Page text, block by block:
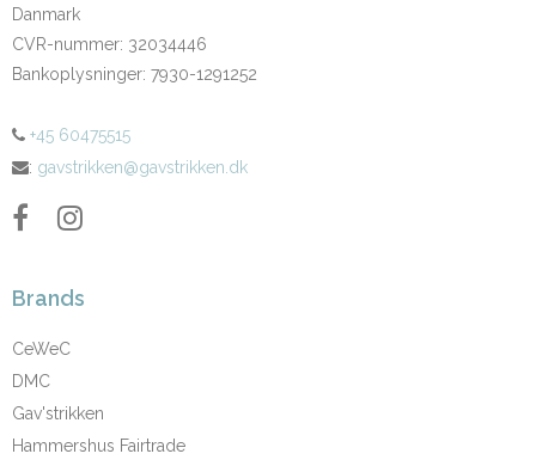
Danmark
CVR-nummer: 32034446
Bankoplysninger: 7930-1291252
+45 60475515
: gavstrikken@gavstrikken.dk
Brands
CeWeC
DMC
Gav'strikken
Hammershus Fairtrade